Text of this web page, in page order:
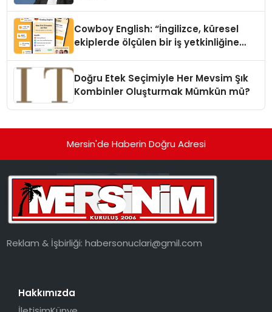
Cowboy English: “İngilizce, küresel
ekiplerde ölçülen bir iş yetkinliğine
Doğru Etek Seçimiyle Her Mevsim Şık
Kombinler Oluşturmak Mümkün mü?
Mersin'de Haberin Doğru Adresi
Reklam & İşbirliği:habersonuclari@gmil.com
Hakkımızda